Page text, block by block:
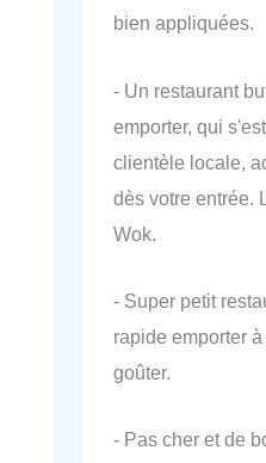
bien appliquées.
- Un restaurant
emporter, qui
clientèle locale,
dès votre entrée.
Wok.
- Super petit
rapide emporter
goûter.
- Pas cher et de